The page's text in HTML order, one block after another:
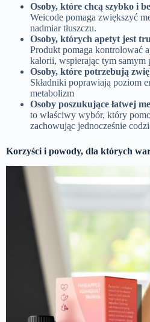
Osoby, które chcą szybko i
Weicode pomaga zwiększyć
nadmiar tłuszczu.
Osoby, których apetyt jest
Produkt pomaga kontrolować
kalorii, wspierając tym samym
Osoby, które potrzebują
Składniki poprawiają poziom
metabolizm
Osoby poszukujące łatwej
to właściwy wybór, który
zachowując jednocześnie
Korzyści i powody, dla których